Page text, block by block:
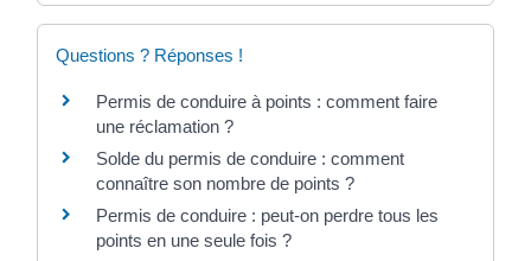
Questions ? Réponses !
Permis de conduire à points : comment faire
une réclamation ?
Solde du permis de conduire : comment
connaître son nombre de points ?
Permis de conduire : peut-on perdre tous les
points en une seule fois ?